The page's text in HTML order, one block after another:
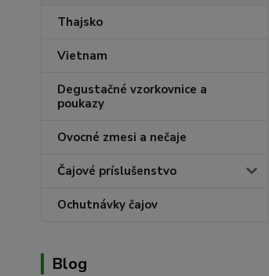
Thajsko
Vietnam
Degustačné vzorkovnice a
poukazy
Ovocné zmesi a nečaje
Čajové príslušenstvo
Ochutnávky čajov
Blog